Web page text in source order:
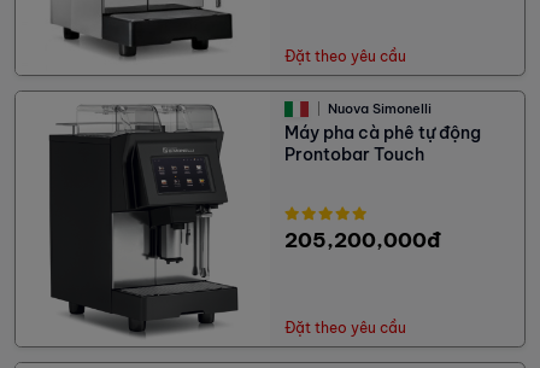
Đặt theo yêu cầu
Nuova Simonelli
Máy pha cà phê tự động
Prontobar Touch
205,200,000đ
Đặt theo yêu cầu